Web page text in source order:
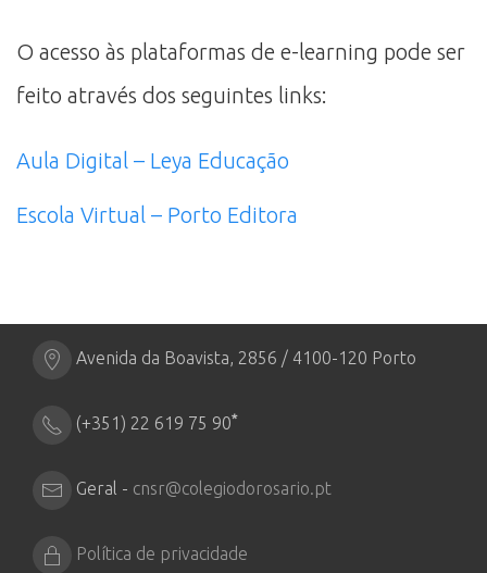
O acesso às plataformas de e-learning pode ser
feito através dos seguintes links:
Aula Digital – Leya Educação
Escola Virtual – Porto Editora
Avenida da Boavista, 2856 / 4100-120 Porto
(+351) 22 619 75 90*
Geral - cnsr@colegiodorosario.pt
Política de privacidade